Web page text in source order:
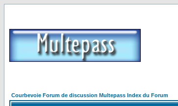
Courbevoie Forum de discussion Multepass Index du Forum